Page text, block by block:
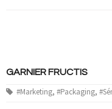
GARNIER FRUCTIS
#Marketing, #Packaging,